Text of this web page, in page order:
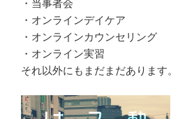
・当事者会
・オンラインデイケア
・オンラインカウンセリング
・オンライン実習
それ以外にもまだまだあります。